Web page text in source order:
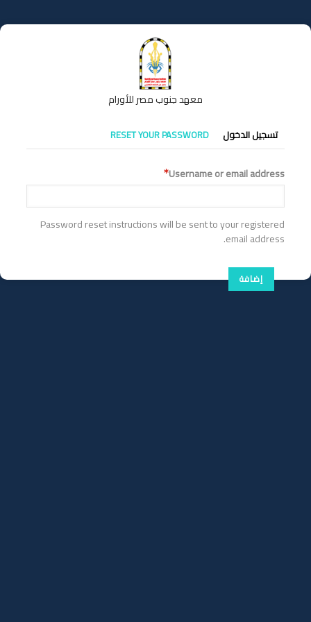
إلى
المحتوى
معهد جنوب مصر للأورام
التبويبات
الأساسية
تسجيل الدخول RESET YOUR PASSWORD
Username or email address
Password reset instructions will be sent to your registered
email address.